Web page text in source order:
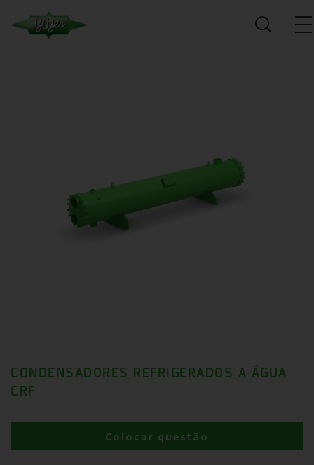
CONDENSADORES REFRIGERADOS A ÁGUA
CRF
Colocar questão